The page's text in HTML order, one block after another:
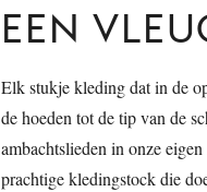
EEN
Elk stukje kleding dat in de
de hoeden tot de tip van de
ambachtslieden in onze
prachtige kledingstock die